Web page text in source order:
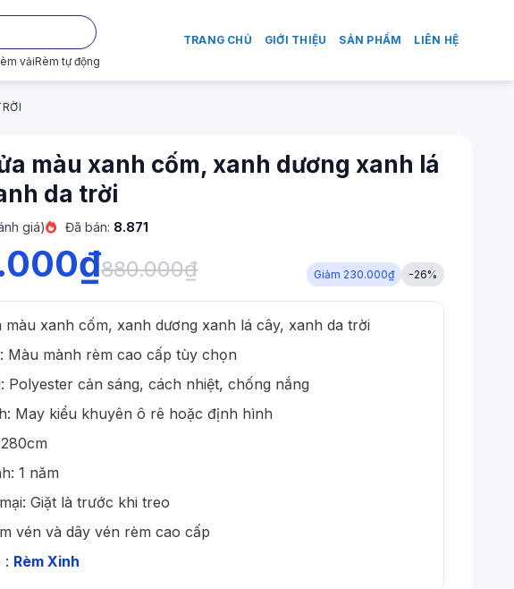
vảiRèm tự động
TRANG CHỦ GIỚI THIỆU SẢN PHẨM LIÊN HỆ
màu xanh cốm, xanh dương xanh lá
da trời
giá) Đã bán: 8.871
₫880.000₫ Giảm 230.000₫ -26%
màu xanh cốm, xanh dương xanh lá cây, xanh da trời
Màu mành rèm cao cấp tùy chọn
Polyester cản sáng, cách nhiệt, chống nắng
May kiểu khuyên ô rê hoặc định hình
1 năm
Giặt là trước khi treo
vén và dây vén rèm cao cấp
: Rèm Xinh